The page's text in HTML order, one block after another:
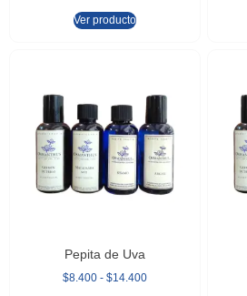
Ver producto
Pepita de Uva
$8.400 - $14.400